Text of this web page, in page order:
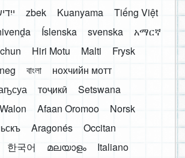
zbek Kuanyama
Tiếng Việt
Íslenska svenska
አማርኛ
Hiri Motu Malti
Frysk
বাংলা
нохчийн мотт
тоҷикӣ
Setswana
Walon Afaan Oromoo
Norsk
Aragonés
Occitan
한국어 മലയാളം
Italiano